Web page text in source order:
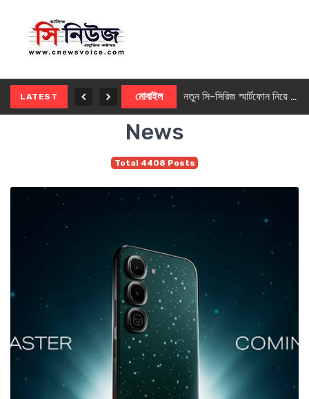
LATEST মোবাইল নতুন সি-সিরিজ স্মার্টফোন নিয়ে আসছে রিয়েলমি
News
Total 4408 Posts